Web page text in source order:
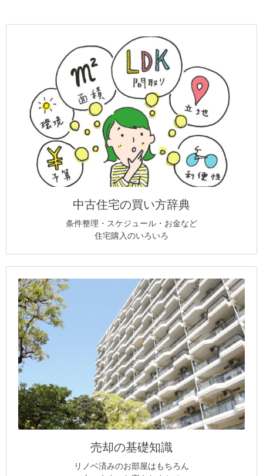
中古住宅の買い方辞典
条件整理・スケジュール・お金など
住宅購入のいろいろ
売却の基礎知識
リノベ済みのお部屋はもちろん